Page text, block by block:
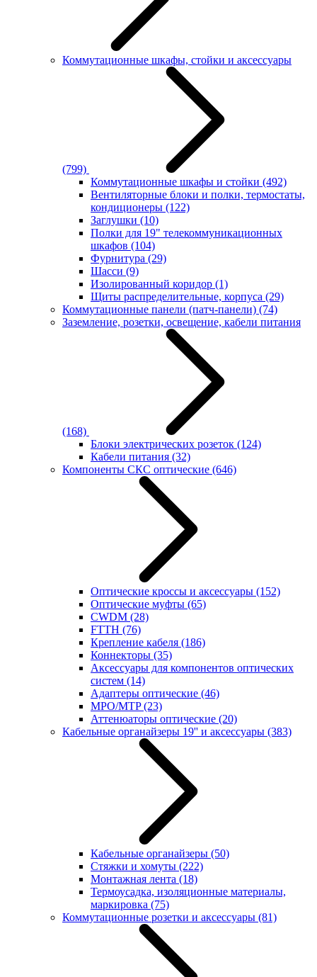
Коммутационные шкафы, стойки и аксессуары
(799)
Коммутационные шкафы и стойки (492)
Вентиляторные блоки и полки, термостаты,
кондиционеры (122)
Заглушки (10)
Полки для 19" телекоммуникационных
шкафов (104)
Фурнитура (29)
Шасси (9)
Изолированный коридор (1)
Щиты распределительные, корпуса (29)
Коммутационные панели (патч-панели) (74)
Заземление, розетки, освещение, кабели питания
(168)
Блоки электрических розеток (124)
Кабели питания (32)
Компоненты СКС оптические (646)
Оптические кроссы и аксессуары (152)
Оптические муфты (65)
CWDM (28)
FTTH (76)
Крепление кабеля (186)
Коннекторы (35)
Аксессуары для компонентов оптических
систем (14)
Адаптеры оптические (46)
MPO/MTP(23)
Аттенюаторы оптические (20)
Кабельные органайзеры 19'' и аксессуары (383)
Кабельные органайзеры (50)
Стяжки и хомуты (222)
Монтажная лента (18)
Термоусадка, изоляционные материалы,
маркировка (75)
Коммутационные розетки и аксессуары (81)